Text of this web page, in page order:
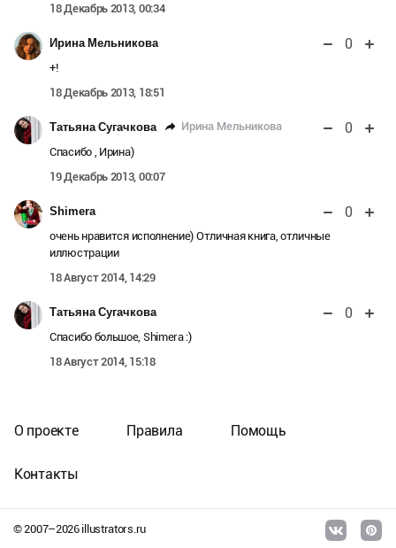
18 Декабрь 2013, 00:34
Ирина Мельникова 0
+!
18 Декабрь 2013, 18:51
Татьяна Сугачкова Ирина Мельникова 0
Спасибо , Ирина)
19 Декабрь 2013, 00:07
Shimera 0
очень нравится исполнение) Отличная книга, отличные
иллюстрации
18 Август 2014, 14:29
Татьяна Сугачкова 0
Спасибо большое, Shimera :)
18 Август 2014, 15:18
© 2007–2026illustrators.ru
О проекте Правила Помощь
Контакты